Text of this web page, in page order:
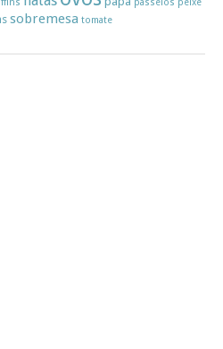
passeios peixe
sobremesa tomate